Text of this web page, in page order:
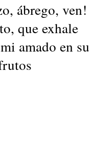
ábrego, ven!
que exhale
amado en su